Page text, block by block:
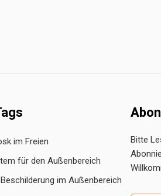
im Freien
für den Außenbereich
im Außenbereich
Bitte